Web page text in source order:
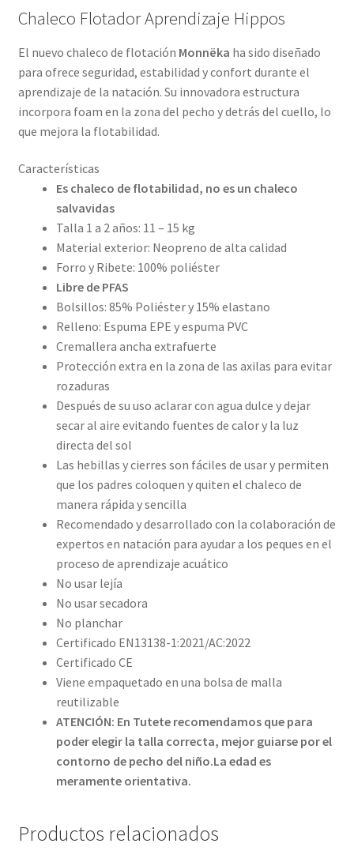
Chaleco Flotador Aprendizaje Hippos
El nuevo chaleco de flotación Monnëka ha sido diseñado
para ofrece seguridad, estabilidad y confort durante el
aprendizaje de la natación. Su innovadora estructura
incorpora foam en la zona del pecho y detrás del cuello, lo
que mejora la flotabilidad.
Características
Es chaleco de flotabilidad, no es un chaleco
salvavidas
Talla 1 a 2 años: 11 – 15 kg
Material exterior: Neopreno de alta calidad
Forro y Ribete: 100% poliéster
Libre de PFAS
Bolsillos: 85% Poliéster y 15% elastano
Relleno: Espuma EPE y espuma PVC
Cremallera ancha extrafuerte
Protección extra en la zona de las axilas para evitar
rozaduras
Después de su uso aclarar con agua dulce y dejar
secar al aire evitando fuentes de calor y la luz
directa del sol
Las hebillas y cierres son fáciles de usar y permiten
que los padres coloquen y quiten el chaleco de
manera rápida y sencilla
Recomendado y desarrollado con la colaboración de
expertos en natación para ayudar a los peques en el
proceso de aprendizaje acuático
No usar lejía
No usar secadora
No planchar
Certificado EN13138-1:2021/AC:2022
Certificado CE
Viene empaquetado en una bolsa de malla
reutilizable
ATENCIÓN: En Tutete recomendamos que para
poder elegir la talla correcta, mejor guiarse por el
contorno de pecho del niño.La edad es
meramente orientativa.
Productos relacionados